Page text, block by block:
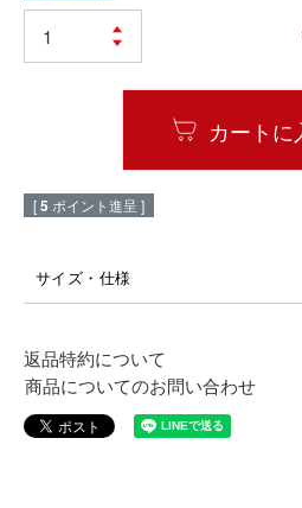
カートに
[5 ポイント進呈 ]
サイズ・仕様
返品特約について
商品についてのお問い合わせ